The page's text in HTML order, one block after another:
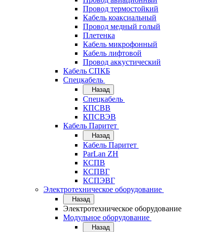
Провод термостойкий
Кабель коаксиальный
Провод медный голый
Плетенка
Кабель микрофонный
Кабель лифтовой
Провод аккустический
Кабель СПКБ
Спецкабель
Назад
Спецкабель
КПСВВ
КПСВЭВ
Кабель Паритет
Назад
Кабель Паритет
ParLan ZH
КСПВ
КСПВГ
КСПЭВГ
Электротехническое оборудование
Назад
Электротехническое оборудование
Модульное оборудование
Назад